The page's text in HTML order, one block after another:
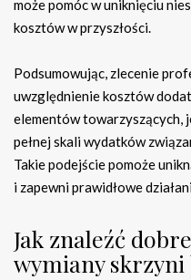
może pomóc w uniknięciu
kosztów w przyszłości.
Podsumowując, zlecenie
uwzględnienie kosztów
elementów towarzyszących,
pełnej skali wydatków
Takie podejście pomoże
i zapewni prawidłowe
Jak znaleźć
wymiany skrzyni